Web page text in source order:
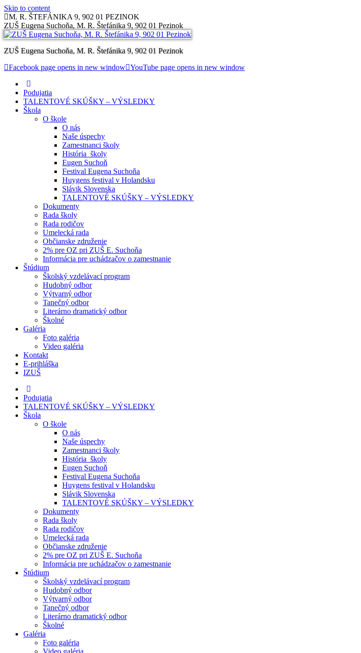
Skip to content
M. R. ŠTEFÁNIKA 9, 902 01 PEZINOK
ZUŠ Eugena Suchoňa, M. R. Štefánika 9, 902 01 Pezinok
ZUŠ Eugena Suchoňa, M. R. Štefánika 9, 902 01 Pezinok
Facebook page opens in new window YouTube page opens in new window
Podujatia
TALENTOVÉ SKÚŠKY – VÝSLEDKY
Škola
O škole
O nás
Naše úspechy
Zamestnanci školy
História školy
Eugen Suchoň
Festival Eugena Suchoňa
Huygens festival v Holandsku
Slávik Slovenska
TALENTOVÉ SKÚŠKY – VÝSLEDKY
Dokumenty
Rada školy
Rada rodičov
Umelecká rada
Občianske združenie
2% pre OZ pri ZUŠ E. Suchoňa
Informácia pre uchádzačov o zamestnanie
Štúdium
Školský vzdelávací program
Hudobný odbor
Výtvarný odbor
Tanečný odbor
Literárno dramatický odbor
Školné
Galéria
Foto galéria
Video galéria
Kontakt
E-prihláška
IZUŠ
Podujatia
TALENTOVÉ SKÚŠKY – VÝSLEDKY
Škola
O škole
O nás
Naše úspechy
Zamestnanci školy
História školy
Eugen Suchoň
Festival Eugena Suchoňa
Huygens festival v Holandsku
Slávik Slovenska
TALENTOVÉ SKÚŠKY – VÝSLEDKY
Dokumenty
Rada školy
Rada rodičov
Umelecká rada
Občianske združenie
2% pre OZ pri ZUŠ E. Suchoňa
Informácia pre uchádzačov o zamestnanie
Štúdium
Školský vzdelávací program
Hudobný odbor
Výtvarný odbor
Tanečný odbor
Literárno dramatický odbor
Školné
Galéria
Foto galéria
Video galéria